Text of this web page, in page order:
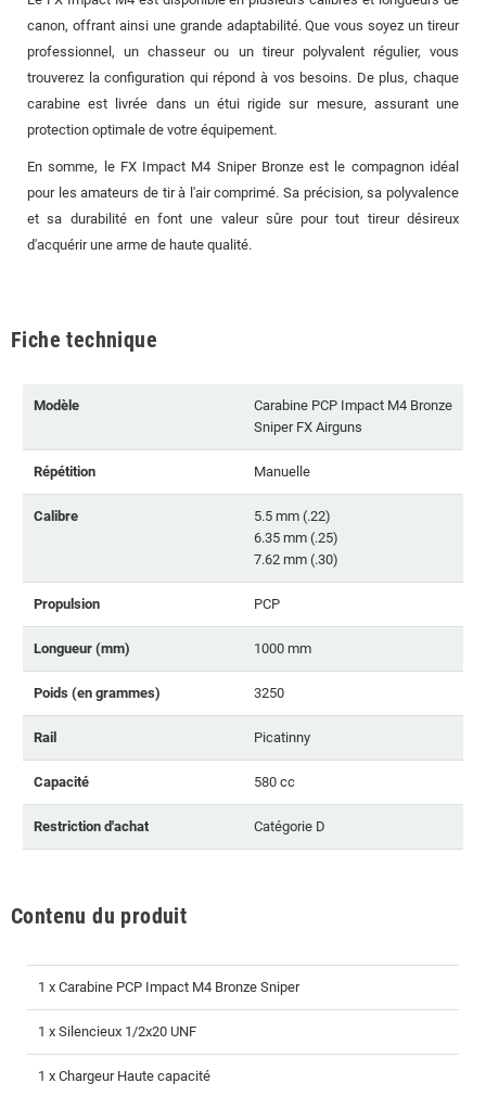
canon, offrant ainsi une grande adaptabilité. Que vous soyez un tireur
professionnel, un chasseur ou un tireur polyvalent régulier, vous
trouverez la configuration qui répond à vos besoins. De plus, chaque
carabine est livrée dans un étui rigide sur mesure, assurant une
protection optimale de votre équipement.
En somme, le FX Impact M4 Sniper Bronze est le compagnon idéal
pour les amateurs de tir à l'air comprimé. Sa précision, sa polyvalence
et sa durabilité en font une valeur sûre pour tout tireur désireux
d'acquérir une arme de haute qualité.
Fiche technique
Modèle
Carabine PCP Impact M4 Bronze
Sniper FX Airguns
Répétition Manuelle
Calibre
5.5 mm (.22)
6.35 mm (.25)
7.62 mm (.30)
Propulsion PCP
Longueur (mm) 1000 mm
Poids (en grammes) 3250
Rail Picatinny
Capacité 580 cc
Restriction d'achat Catégorie D
Contenu du produit
1 x Carabine PCP Impact M4 Bronze Sniper
1 x Silencieux 1/2x20 UNF
1 x Chargeur Haute capacité